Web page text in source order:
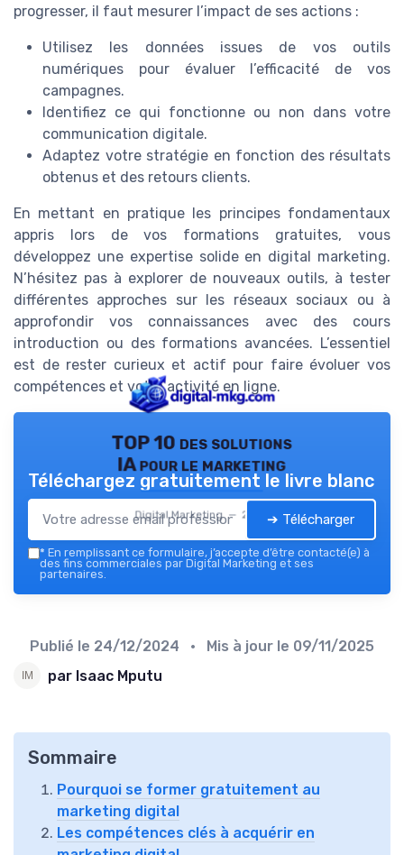
progresser, il faut mesurer l’impact de ses actions :
Utilisez les données issues de vos outils
numériques pour évaluer l’efficacité de vos
campagnes.
Identifiez ce qui fonctionne ou non dans votre
communication digitale.
Adaptez votre stratégie en fonction des résultats
obtenus et des retours clients.
En mettant en pratique les principes fondamentaux
appris lors de vos formations gratuites, vous
développez une expertise solide en digital marketing.
N’hésitez pas à explorer de nouveaux outils, à tester
différentes approches sur les réseaux sociaux ou à
approfondir vos connaissances avec des cours
introduction ou des formations avancées. L’essentiel
est de rester curieux et actif pour faire évoluer vos
compétences et votre activité en ligne.
TOP 10 des solutions
IA pour le marketing
Digital Marketing — 2026
Téléchargez gratuitement le livre blanc
➔ Télécharger
* En remplissant ce formulaire, j’accepte d’être contacté(e) à
des fins commerciales par Digital Marketing et ses
partenaires.
Publié le 24/12/2024 • Mis à jour le 09/11/2025
par Isaac Mputu
Sommaire
Pourquoi se former gratuitement au
marketing digital
Les compétences clés à acquérir en